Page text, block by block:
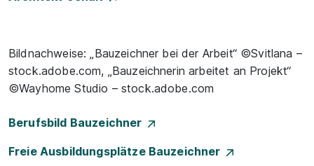
Bildnachweise: „Bauzeichner bei der Arbeit“ ©Svitlana –
stock.adobe.com, „Bauzeichnerin arbeitet an Projekt“
©Wayhome Studio – stock.adobe.com
Berufsbild Bauzeichner
Freie Ausbildungsplätze Bauzeichner